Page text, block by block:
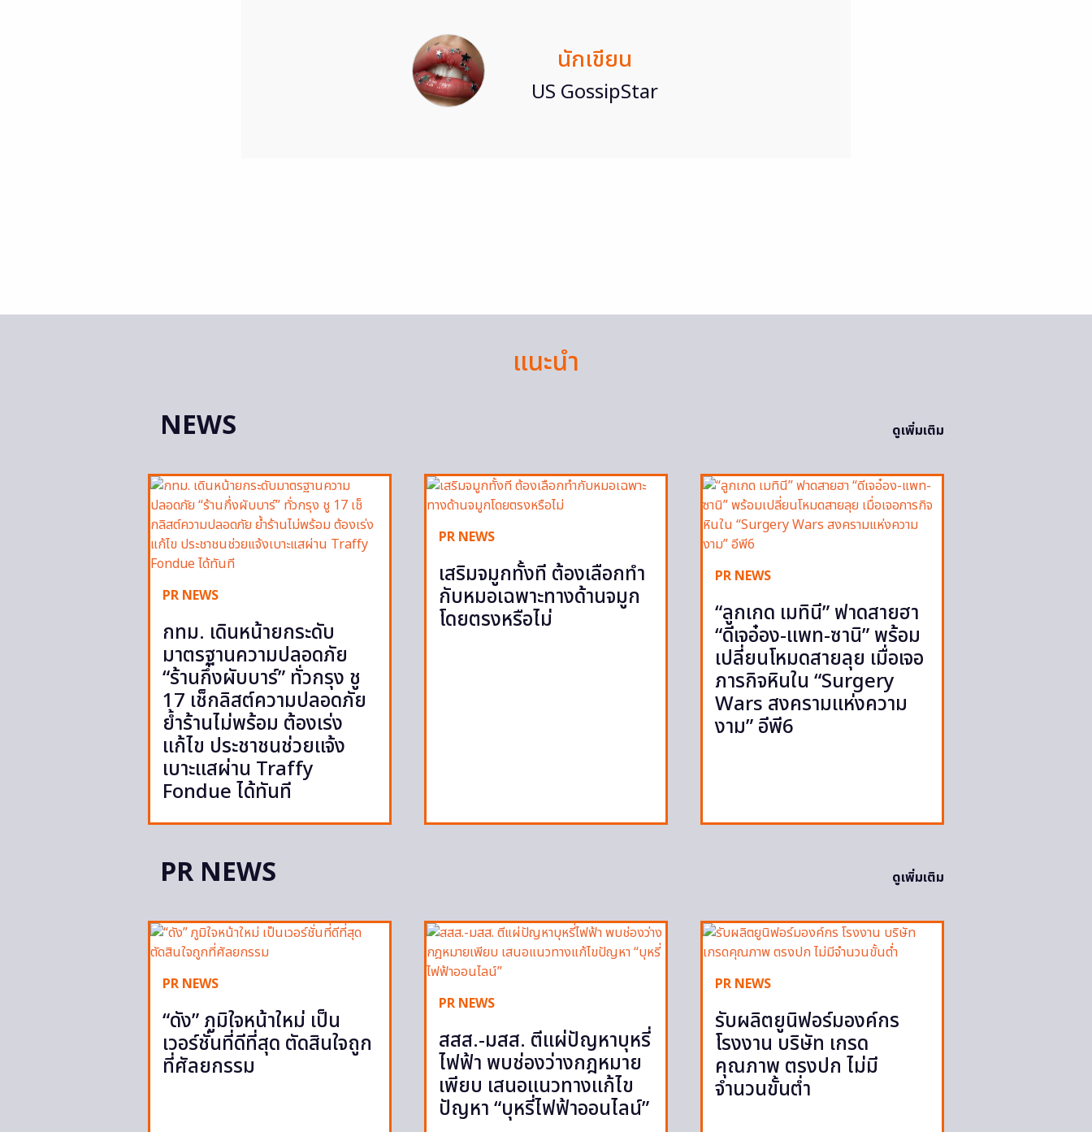
นักเขียน
US GossipStar
แนะนำ
NEWS
ดูเพิ่มเติม
PR NEWS
กทม. เดินหน้ายกระดับ
มาตรฐานความปลอดภัย
“ร้านกึ่งผับบาร์” ทั่วกรุง ชู
17 เช็กลิสต์ความปลอดภัย
ย้ำร้านไม่พร้อม ต้องเร่ง
แก้ไข ประชาชนช่วยแจ้ง
เบาะแสผ่าน Traffy
Fondue ได้ทันที
PR NEWS
เสริมจมูกทั้งที ต้องเลือกทำ
กับหมอเฉพาะทางด้านจมูก
โดยตรงหรือไม่
PR NEWS
“ลูกเกด เมทินี” ฟาดสายฮา
“ดีเจอ๋อง-แพท-ซานิ” พร้อม
เปลี่ยนโหมดสายลุย เมื่อเจอ
ภารกิจหินใน “Surgery
Wars สงครามแห่งความ
งาม” อีพี6
PR NEWS ดูเพิ่มเติม
PR NEWS
“ดัง” ภูมิใจหน้าใหม่ เป็น
เวอร์ชั่นที่ดีที่สุด ตัดสินใจถูก
ที่ศัลยกรรม
PR NEWS
สสส.-มสส. ตีแผ่ปัญหาบุหรี่
ไฟฟ้า พบช่องว่างกฎหมาย
เพียบ เสนอแนวทางแก้ไข
ปัญหา “บุหรี่ไฟฟ้าออนไลน์”
PR NEWS
รับผลิตยูนิฟอร์มองค์กร
โรงงาน บริษัท เกรด
คุณภาพ ตรงปก ไม่มี
จำนวนขั้นต่ำ